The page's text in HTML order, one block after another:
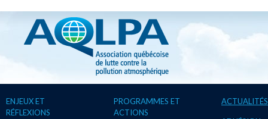
ENJEUX ET
RÉFLEXIONS
PROGRAMMES ET
ACTIONS
ACTUALITÉS